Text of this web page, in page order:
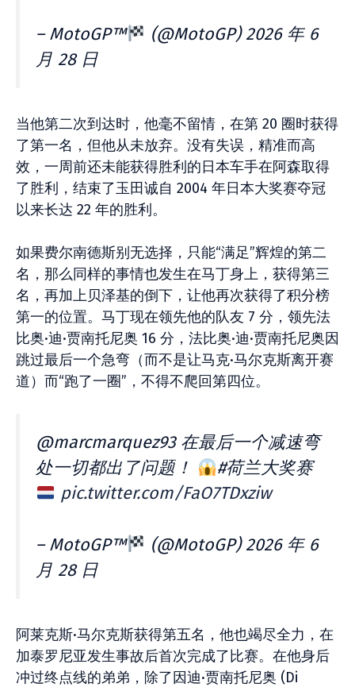
– MotoGP™
(@MotoGP) 2026 年 6
月 28 日
当他第二次到达时，他毫不留情，在第 20 圈时获得
了第一名，但他从未放弃。没有失误，精准而高
效，一周前还未能获得胜利的日本车手在阿森取得
了胜利，结束了玉田诚自 2004 年日本大奖赛夺冠
以来长达 22 年的胜利。
如果费尔南德斯别无选择，只能“满足”辉煌的第二
名，那么同样的事情也发生在马丁身上，获得第三
名，再加上贝泽基的倒下，让他再次获得了积分榜
第一的位置。马丁现在领先他的队友 7 分，领先法
比奥·迪·贾南托尼奥 16 分，法比奥·迪·贾南托尼奥因
跳过最后一个急弯（而不是让马克·马尔克斯离开赛
道）而“跑了一圈”，不得不爬回第四位。
@marcmarquez93 在最后一个减速弯
处一切都出了问题！
#荷兰大奖赛
pic.twitter.com/FaO7TDxziw
– MotoGP™
(@MotoGP) 2026 年 6
月 28 日
阿莱克斯·马尔克斯获得第五名，他也竭尽全力，在
加泰罗尼亚发生事故后首次完成了比赛。在他身后
冲过终点线的弟弟，除了因迪·贾南托尼奥 (Di